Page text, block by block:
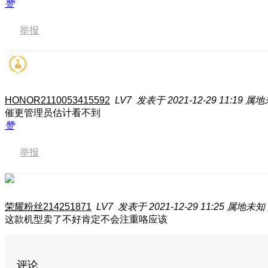
赞
举报
HONOR2110053415592 LV7 发表于 2021-12-29 11:19 属地
催更管理员估计看不到
赞
举报
荣耀粉丝214251871 LV7 发表于 2021-12-29 11:25 属地未知
这款机型卖了不好肯定不会注重咯应该
评论